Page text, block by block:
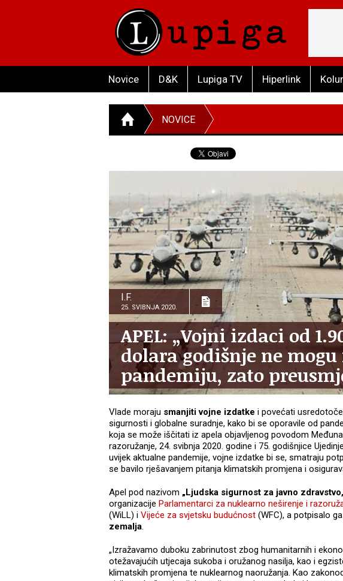
Novice D&K Lupiga TV Hiperlink
NOVICE
I.F.
25. SVIBNJA 2020.
APEL: „Vojni izdaci od
dolara godišnje ne
pandemiju, zato
Vlade moraju smanjiti vojne izdatke i povećati
sigurnosti i globalne suradnje, kako bi se oporavile od
koja se može iščitati iz apela objavljenog povodom
razoružanje, 24. svibnja 2020. godine i 75. godišnjice
uvijek aktualne pandemije, vojne izdatke bi se, smatraju
se bavilo rješavanjem pitanja klimatskih promjena i
Apel pod nazivom „Ljudska sigurnost za javno
organizacije Parlamentarci za nuklearno neširenje i
(WiLL) i Vijeće za svjetsku budućnost (WFC), a potpisalo
zemalja.
„Izražavamo duboku zabrinutost zbog humanitarnih i
otežavajućih utjecaja sukoba i oružanog nasilja, kao i
klimatskih promjena te nuklearnog naoružanja. Kao